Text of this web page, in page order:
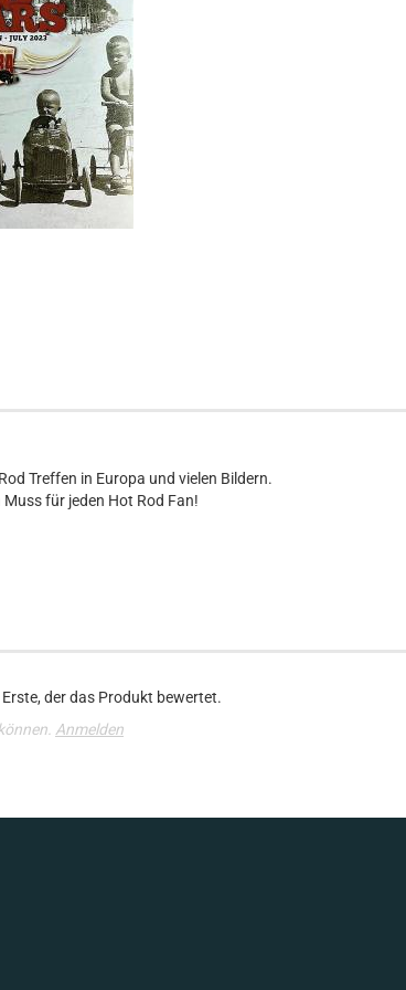
Treffen in Europa und vielen Bildern.
für jeden Hot Rod Fan!
der das Produkt bewertet.
Anmelden